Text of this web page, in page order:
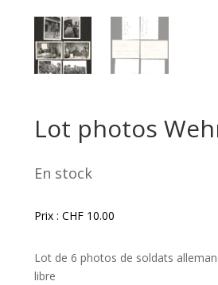
Lot photos
En stock
Prix : CHF10.00
Lot de 6 photos de soldats
libre